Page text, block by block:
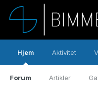
Hjem
Forum Artikler
Aktivitet